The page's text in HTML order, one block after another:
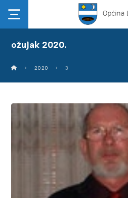
ožujak 2020.
2020 3